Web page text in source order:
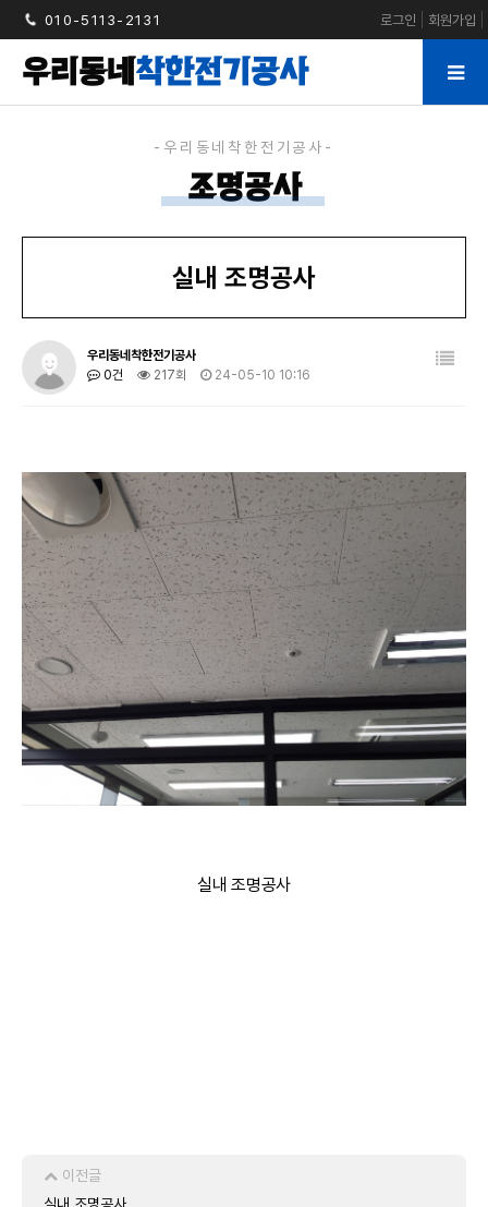
010-5113-2131 로그인 회원가입
우리동네착한전기공사
조명공사
실내 조명공사
우리동네착한전기공사
0건
217회 24-05-10 10:16
실내 조명공사
이전글